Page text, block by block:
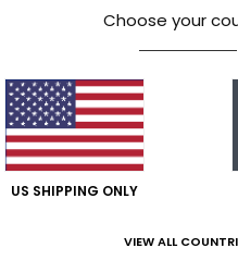
Choose your
US SHIPPING ONLY
VIEW ALL